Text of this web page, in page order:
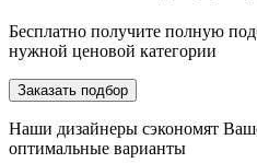
Бесплатно получите полную
нужной ценовой категории
Заказать подбор
Наши дизайнеры сэкономят
оптимальные варианты